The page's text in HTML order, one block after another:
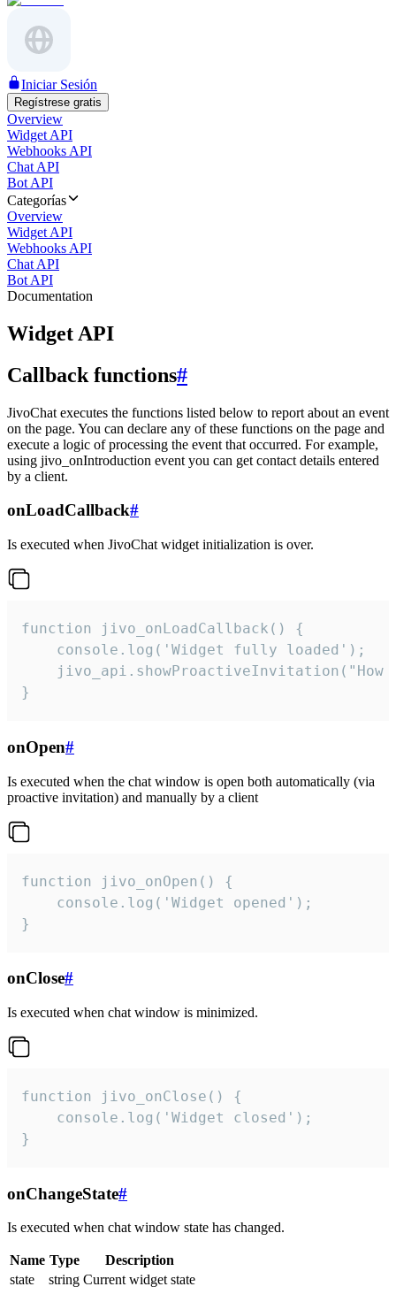
Iniciar Sesión
Regístrese gratis
Overview
Widget API
Webhooks API
Chat API
Bot API
Categorías
Overview
Widget API
Webhooks API
Chat API
Bot API
Documentation
Widget API
Callback functions#
JivoChat executes the functions listed below to report about an event
on the page. You can declare any of these functions on the page and
execute a logic of processing the event that occurred. For example,
using jivo_onIntroduction event you can get contact details entered
by a client.
onLoadCallback#
Is executed when JivoChat widget initialization is over.
function jivo_onLoadCallback() {
    console.log('Widget fully loaded');
jivo_api.showProactiveInvitation("How
}
onOpen#
Is executed when the chat window is open both automatically (via
proactive invitation) and manually by a client
function jivo_onOpen() {
    console.log('Widget opened');
}
onClose#
Is executed when chat window is minimized.
function jivo_onClose() {
    console.log('Widget closed');
}
onChangeState#
Is executed when chat window state has changed.
Name Type
Description
state
string Current widget state